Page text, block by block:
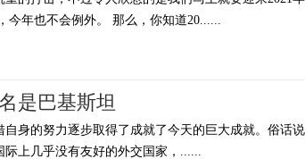
今年也不会例外。 那么，你知道20......
是巴基斯坦
身的努力逐步取得了成就了今天的巨大成就。俗话
上几乎没有友好的外交国家，......